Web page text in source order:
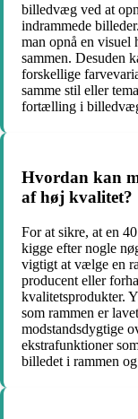
billedvæg ved at
indrammede
man opnå en visuel
sammen. Desuden
forskellige
samme stil eller
fortælling i
Hvordan kan
af høj kvalitet?
For at sikre, at en
kigge efter nogle
vigtigt at vælge en
producent eller
kvalitetsprodukter.
som rammen er
modstandsdygtige
ekstrafunktioner
billedet i rammen